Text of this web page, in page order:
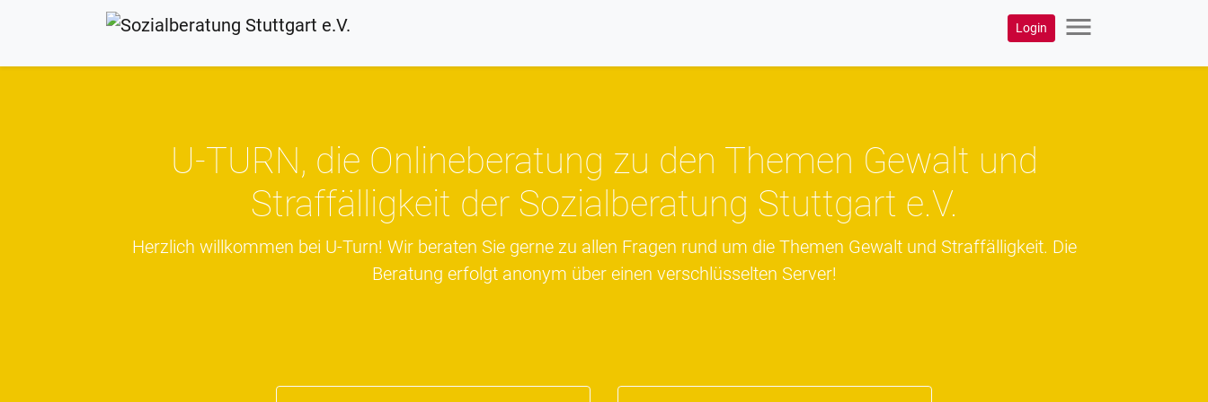
Login menu
U-TURN, die Onlineberatung zu den Themen Gewalt und
Straffälligkeit der Sozialberatung Stuttgart e.V.
Herzlich willkommen bei U-Turn! Wir beraten Sie gerne zu allen Fragen rund um die Themen Gewalt und Straffälligkeit. Die
Beratung erfolgt anonym über einen verschlüsselten Server!